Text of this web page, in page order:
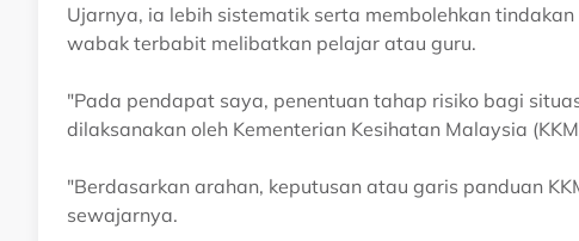
Ujarnya, ia lebih sistematik serta membolehkan
wabak terbabit melibatkan pelajar atau guru.
"Pada pendapat saya, penentuan tahap risiko bagi
dilaksanakan oleh Kementerian Kesihatan Malaysia
"Berdasarkan arahan, keputusan atau garis panduan
sewajarnya.